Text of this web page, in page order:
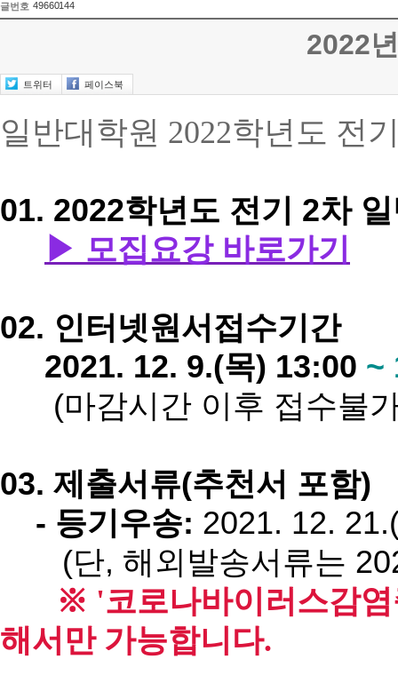
글번호 49660144
2022
트위터 페이스북
일반대학원 2022학년도 전
01. 2022학년도 전기 2차
▶ 모집요강 바로가기
02. 인터넷원서접수기간
2021. 12. 9.(목) 13:00 ~
(마감시간 이후 접수불
03. 제출서류(추천서 포함)
- 등기우송: 2021. 12.
(단, 해외발송서류는
※ '코로나바이러스감
해서만 가능합니다.